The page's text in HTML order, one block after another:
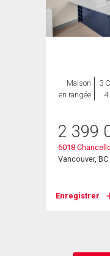
Maison
en rangée
3
4
2 399
6018
Vancouver, BC
Enregistrer